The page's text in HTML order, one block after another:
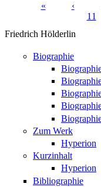
« ‹
11
Friedrich Hölderlin
Biographie
Zum Werk
Hyperion
Kurzinhalt
Hyperion
Bibliographie